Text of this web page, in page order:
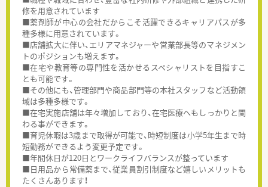
修を用意されています
■薬剤師が中心の会社だからこそ活躍できるキャリアパスが多
種多様に用意されています。
■店舗拡大に伴い、エリアマネジャーや営業部長等のマネジメン
トのポジションも増えます。
■在宅や教育等の専門性を活かせるスペシャリストを目指すこ
とも可能です。
■その他にも、管理部門や商品部門等の本社スタッフなど活動領
域は多種多様です。
■在宅実施店舗は年々増加しており、在宅医療へもしっかりと関
わる事ができます。
■育児休暇は3歳まで取得が可能で、時短制度は小学5年生まで時
短勤務ができるよう変更予定です。
■年間休日が120日とワークライフバランスが整っています
■日用品から常備薬まで、従業員割引制度など嬉しいメリットも
たくさんあります！